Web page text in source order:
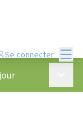
Se connecter